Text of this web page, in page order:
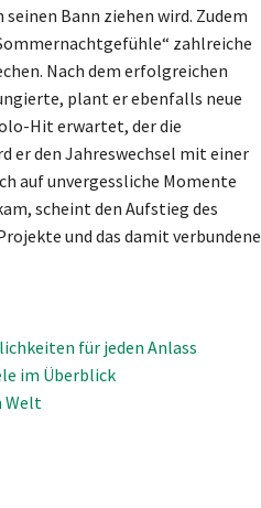
Bann ziehen wird. Zudem
zahlreiche
Nach dem erfolgreichen
plant er ebenfalls neue
Hit erwartet, der die
er den Jahreswechsel mit einer
auf unvergessliche Momente
scheint den Aufstieg des
und das damit verbundene
für jeden Anlass
im Überblick
Welt